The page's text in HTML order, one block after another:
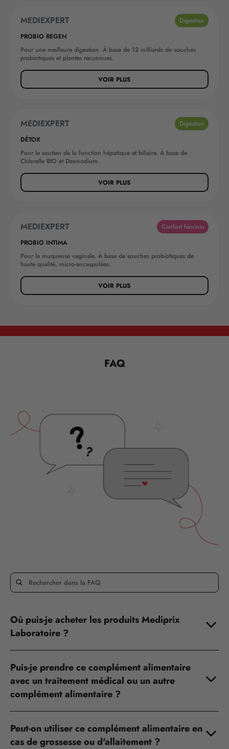
BEST-SELLER
MEDIEXPERT
Digestion
PROBIO REGEN
Pour une meilleure digestion. À base de 12 milliards de souches
probiotiques et plantes reconnues.
VOIR PLUS
MEDIEXPERT
Digestion
DÉTOX
Pour le soutien de la fonction hépatique et biliaire. À base de
Chlorelle BIO et Desmodium.
VOIR PLUS
MEDIEXPERT
Confort féminin
PROBIO INTIMA
Pour la muqueuse vaginale. À base de souches probiotiques de
haute qualité, micro-encaspulées.
VOIR PLUS
FAQ
Où puis-je acheter les produits Mediprix
Laboratoire ?
Puis-je prendre ce complément alimentaire
avec un traitement médical ou un autre
complément alimentaire ?
Peut-on utiliser ce complément alimentaire en
cas de grossesse ou d'allaitement ?